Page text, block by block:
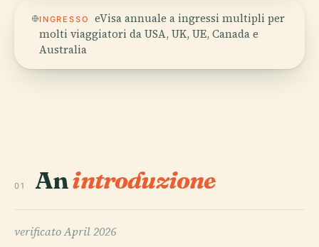
INGRESSO
eVisa annuale a ingressi multipli per
molti viaggiatori da USA, UK, UE, Canada e
Australia
01 Anintroduzione
verificatoApril 2026